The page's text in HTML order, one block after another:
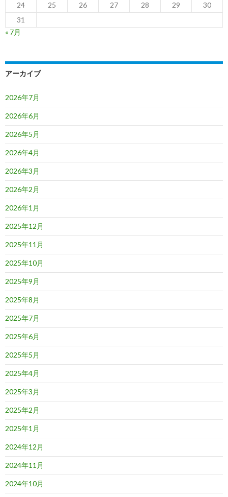
24
25 26 27 28 29
30
31
« 7月
アーカイブ
2026年7月
2026年6月
2026年5月
2026年4月
2026年3月
2026年2月
2026年1月
2025年12月
2025年11月
2025年10月
2025年9月
2025年8月
2025年7月
2025年6月
2025年5月
2025年4月
2025年3月
2025年2月
2025年1月
2024年12月
2024年11月
2024年10月